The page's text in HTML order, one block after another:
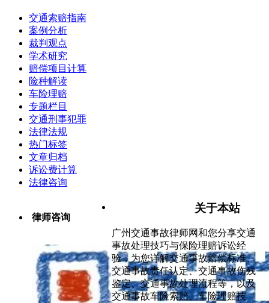
交通索赔指南
案例分析
裁判观点
学术研究
赔偿项目计算
险种解读
车险理赔
专题栏目
交通刑事犯罪
法律法规
热门标签
文章归档
诉讼费计算
法律咨询
律师咨询
关于本站
广州交通事故律师网和您分享交通
事故处理技巧与保险理赔诉讼经
验，为您详解交通事故赔偿标准、
交通事故责任认定、交通事故伤残
鉴定、交通事故处理流程等，以及
交通事故车险索赔、车险理赔技